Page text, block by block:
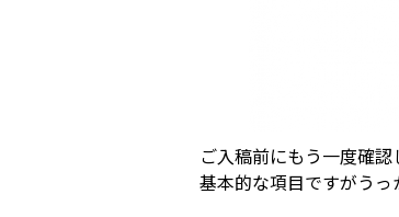
ご入稿前にもう一度確認
基本的な項目ですがう